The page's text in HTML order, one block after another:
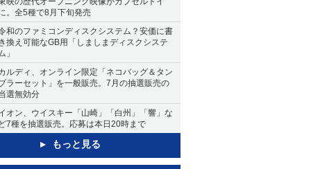
。全5種で8月下旬発売
和のファミコンディスクシステム？安価に書
換え可能なGB用「しましまディスクシステ
」
ルディ、オンライン限定「ネコバッグ＆タン
ラーセット」を一般販売。7月の抽選販売の
選無効分
オン、ウイスキー「山崎」「白州」「響」な
7種を抽選販売。応募は本日20時まで
もっと見る